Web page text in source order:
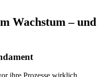
Wachstum – und